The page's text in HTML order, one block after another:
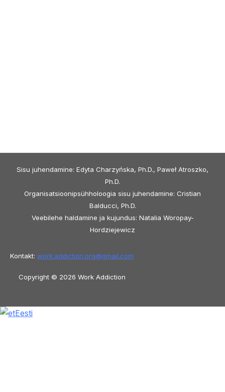
Sisu juhendamine: Edyta Charzyńska, Ph.D., Paweł Atroszko,
Ph.D.
Organisatsioonipsühholoogia sisu juhendamine: Cristian
Balducci, Ph.D.
Veebilehe haldamine ja kujundus: Natalia Woropay-
Hordziejewicz
Kontakt: work.addiction.org@gmail.com
Copyright © 2026 Work Addiction
Eesti